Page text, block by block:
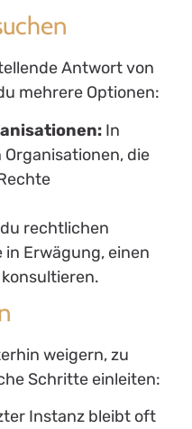
Antwort von
mehrere Optionen:
In
die
rechtlichen
Erwägung, einen
weigern, zu
Schritte einleiten:
Instanz bleibt oft